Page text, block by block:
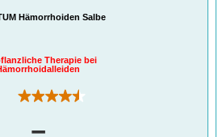
Hämorrhoiden Salbe
Therapie bei
(11)